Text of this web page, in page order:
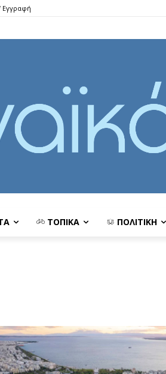
Εγγραφή
ΤΟΠΙΚΑ ΠΟΛΙΤΙΚΗ